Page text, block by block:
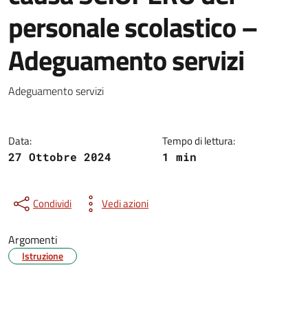
personale scolastico –
Adeguamento servizi
Adeguamento servizi
Data:
27 Ottobre 2024
Tempo di lettura:
1 min
Condividi Vedi azioni
Argomenti
Istruzione